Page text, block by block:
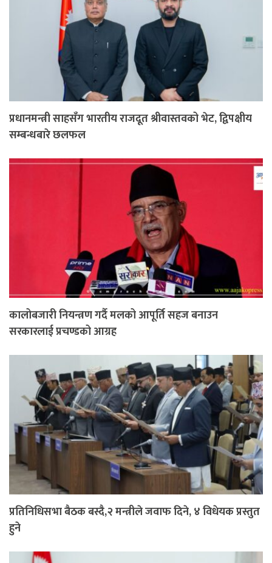
प्रधानमन्त्री साहसँग भारतीय राजदूत श्रीवास्तवको भेट, द्विपक्षीय
सम्बन्धबारे छलफल
कालोबजारी नियन्त्रण गर्दै मलको आपूर्ति सहज बनाउन
सरकारलाई प्रचण्डको आग्रह
प्रतिनिधिसभा बैठक बस्दै,२ मन्त्रीले जवाफ दिने, ४ विधेयक प्रस्तुत
हुने